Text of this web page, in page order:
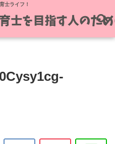
士ライフ！